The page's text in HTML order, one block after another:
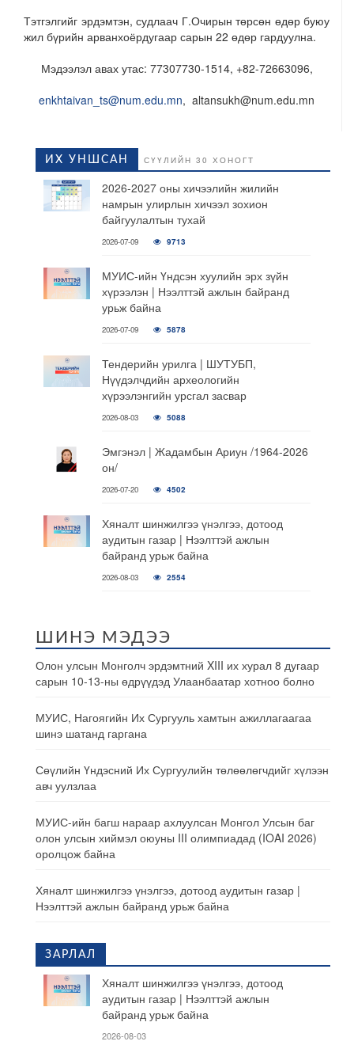
Тэтгэлгийг эрдэмтэн, судлаач Г.Очирын төрсөн өдөр буюу
жил бүрийн арванхоёрдугаар сарын 22 өдөр гардуулна.
Мэдээлэл авах утас: 77307730-1514, +82-72663096,
enkhtaivan_ts@num.edu.mn, altansukh@num.edu.mn
ИХ УНШСАН СҮҮЛИЙН 30 ХОНОГТ
2026-2027 оны хичээлийн жилийн
намрын улирлын хичээл зохион
байгуулалтын тухай
2026-07-09 9713
МУИС-ийн Үндсэн хуулийн эрх зүйн
хүрээлэн | Нээлттэй ажлын байранд
урьж байна
2026-07-09 5878
Тендерийн урилга | ШУТУБП,
Нүүдэлчдийн археологийн
хүрээлэнгийн урсгал засвар
2026-08-03 5088
Эмгэнэл | Жадамбын Ариун /1964-2026
он/
2026-07-20 4502
Хяналт шинжилгээ үнэлгээ, дотоод
аудитын газар | Нээлттэй ажлын
байранд урьж байна
2026-08-03 2554
ШИНЭ МЭДЭЭ
Олон улсын Монголч эрдэмтний XIII их хурал 8 дугаар
сарын 10-13-ны өдрүүдэд Улаанбаатар хотноо болно
МУИС, Нагоягийн Их Сургууль хамтын ажиллагаагаа
шинэ шатанд гаргана
Сөүлийн Үндэсний Их Сургуулийн төлөөлөгчдийг хүлээн
авч уулзлаа
МУИС-ийн багш нараар ахлуулсан Монгол Улсын баг
олон улсын хиймэл оюуны III олимпиадад (IOAI 2026)
оролцож байна
Хяналт шинжилгээ үнэлгээ, дотоод аудитын газар |
Нээлттэй ажлын байранд урьж байна
ЗАРЛАЛ
Хяналт шинжилгээ үнэлгээ, дотоод
аудитын газар | Нээлттэй ажлын
байранд урьж байна
2026-08-03